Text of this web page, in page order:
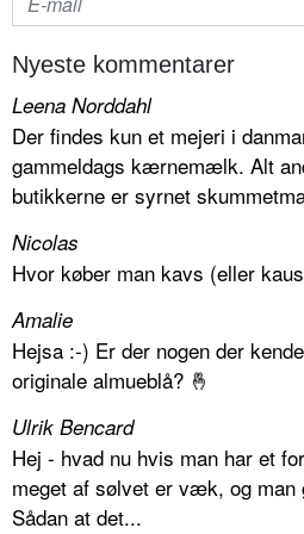
Nyeste kommentarer
Leena Norddahl
Der findes kun et mejeri i
gammeldags kærnemælk. Alt
butikkerne er syrnet
Nicolas
Hvor køber man kavs (eller
Amalie
Hejsa :-) Er der nogen der
originale almueblå? 🤞
Ulrik Bencard
Hej - hvad nu hvis man har et
meget af sølvet er væk, og man
Sådan at det...